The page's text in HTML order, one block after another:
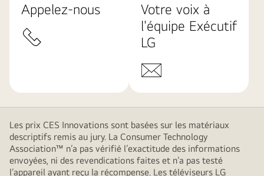
Appelez-nous
Votre voix à
l'équipe Exécutif
LG
Les prix CES Innovations sont basées sur les matériaux
descriptifs remis au jury. La Consumer Technology
Association™ n’a pas vérifié l’exactitude des informations
envoyées, ni des revendications faites et n’a pas testé
l’appareil ayant reçu la récompense. Les téléviseurs LG